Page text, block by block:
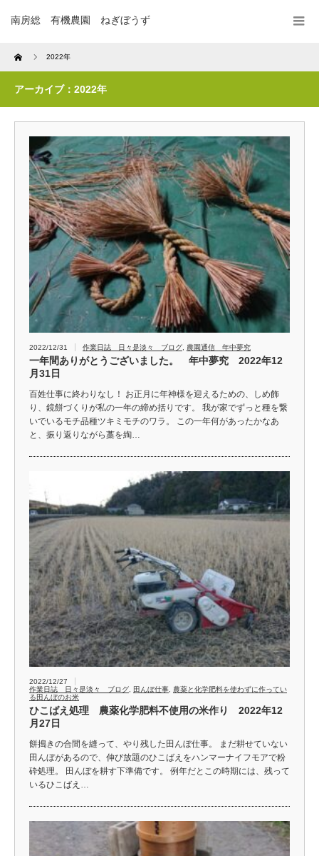
南房総 有機農園 ねぎぼうず
Home 2022年
アーカイブ：2022年
2022/12/31 作業日誌 日々是淡々 ブログ 農園通信 年中夢究
一年間ありがとうございました。 年中夢究 2022年12
月31日
百姓仕事に終わりなし！ お正月に年神様を迎えるための、しめ飾
り、鏡餅づくりが私の一年の締め括りです。 我が家でずっと種を繋
いでいるモチ品種ツキミモチのワラ。 この一年何があったかなあ
と、振り返りながら藁を綯…
2022/12/27
作業日誌 日々是淡々 ブログ
田んぼ仕事
農薬と化学肥料を使わずに作ってい
る田んぼのお米
ひこばえ処理 農薬化学肥料不使用の米作り 2022年12
月27日
餅搗きの合間を縫って、やり残した田んぼ仕事。 まだ耕せていない
田んぼがあるので、伸び放題のひこばえをハンマーナイフモアで粉
砕処理。 田んぼを耕す下準備です。 例年だとこの時期には、残って
いるひこばえ…